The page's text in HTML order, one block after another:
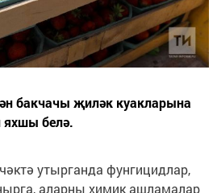
бакчачы җиләк куакларына
яхшы белә.
утырганда фунгицидлар,
аларны химик ашламалар